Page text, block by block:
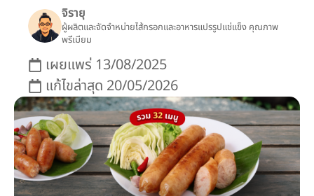
จิรายุ
ผู้ผลิตและจัดจำหน่ายไส้กรอกและอาหารแปรรูปแช่แข็ง คุณภาพ
พรีเมียม
เผยแพร่ 13/08/2025
แก้ไขล่าสุด 20/05/2026